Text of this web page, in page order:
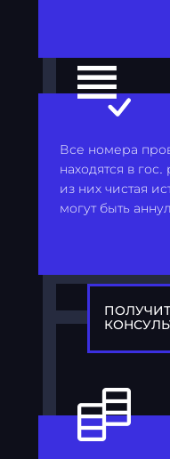
Все номера
находятся в
из них чистая
могут быть